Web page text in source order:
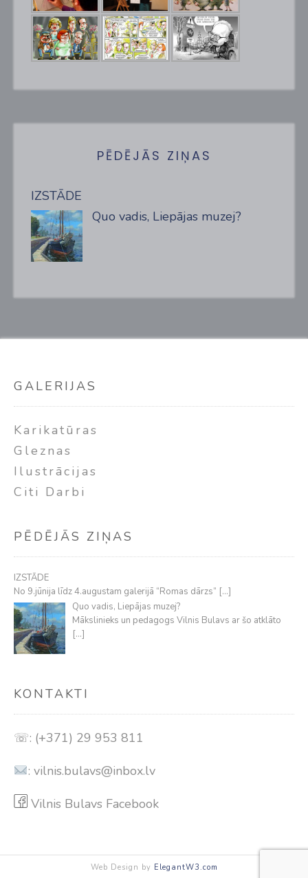
PĒDĒJĀS ZIŅAS
IZSTĀDE
Quo vadis, Liepājas muzej?
GALERIJAS
Karikatūras
Gleznas
Ilustrācijas
Citi Darbi
PĒDĒJĀS ZIŅAS
IZSTĀDE
No 9.jūnija līdz 4.augustam galerijā “Romas dārzs” […]
Quo vadis, Liepājas muzej?
Mākslinieks un pedagogs Vilnis Bulavs ar šo atklāto
[…]
KONTAKTI
☏: (+371) 29 953 811
: vilnis.bulavs@inbox.lv
Vilnis Bulavs Facebook
Web Design by ElegantW3.com